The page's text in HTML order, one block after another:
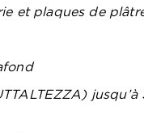
et plaques de